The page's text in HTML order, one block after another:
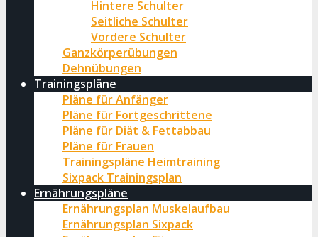
Hintere Schulter
Seitliche Schulter
Vordere Schulter
Ganzkörperübungen
Dehnübungen
Trainingspläne
Pläne für Anfänger
Pläne für Fortgeschrittene
Pläne für Diät & Fettabbau
Pläne für Frauen
Trainingspläne Heimtraining
Sixpack Trainingsplan
Ernährungspläne
Ernährungsplan Muskelaufbau
Ernährungsplan Sixpack